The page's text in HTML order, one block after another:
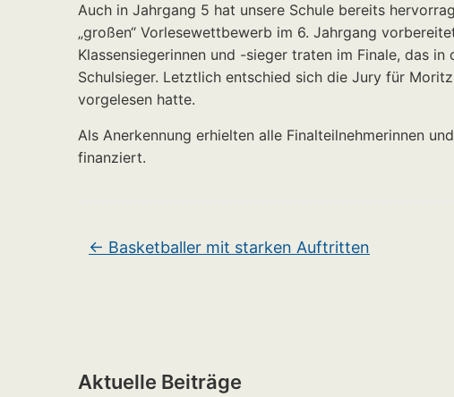
Auch in Jahrgang 5 hat unsere Schule bereits
„großen“ Vorlesewettbewerb im 6. Jahrgang
Klassensiegerinnen und -sieger traten im Finale, das
Schulsieger. Letztlich entschied sich die Jury für
vorgelesen hatte.
Als Anerkennung erhielten alle Finalteilnehmerinnen
finanziert.
← Basketballer mit starken Auftritten
Aktuelle Beiträge